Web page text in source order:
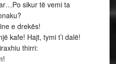
sikur të vemi ta
e drekës!
kafe! Hajt, tymi t’i dalë!
thirri: